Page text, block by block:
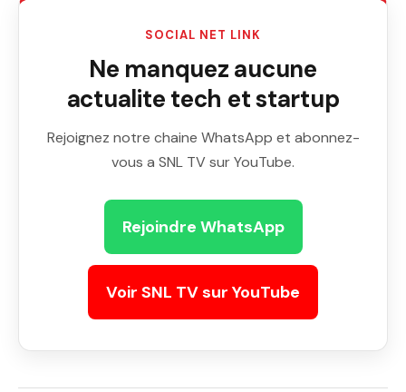
SOCIAL NET LINK
Ne manquez aucune
actualite tech et startup
Rejoignez notre chaine WhatsApp et abonnez-
vous a SNL TV sur YouTube.
Rejoindre WhatsApp
Voir SNL TV sur YouTube